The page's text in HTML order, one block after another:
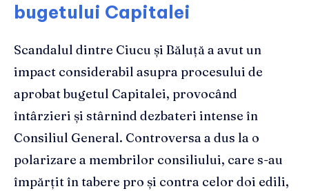
bugetului Capitalei
Scandalul dintre Ciucu și Băluță a avut un
impact considerabil asupra procesului de
aprobat bugetul Capitalei, provocând
întârzieri și stârnind dezbateri intense în
Consiliul General. Controversa a dus la o
polarizare a membrilor consiliului, care s-au
împărțit în tabere pro și contra celor doi edili,